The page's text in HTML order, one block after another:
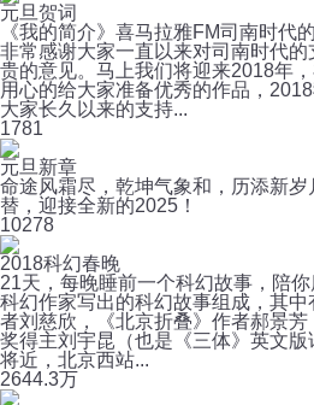
元旦贺词
《我的简介》喜马拉雅FM司南时代
非常感谢大家一直以来对司南时代
贵的意见。马上我们将迎来2018年
用心的给大家准备优秀的作品，
大家长久以来的支持...
1781
元旦新章
命途风霜尽，乾坤气象和，历添新
替，迎接全新的2025！
10278
2018科幻春晚
21天，每晚睡前一个科幻故事，陪
科幻作家写出的科幻故事组成，其
者刘慈欣，《北京折叠》作者郝景
奖得主刘宇昆（也是《三体》英文版
将近，北京西站...
2644.3万